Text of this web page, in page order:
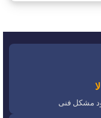
مشکل فنی